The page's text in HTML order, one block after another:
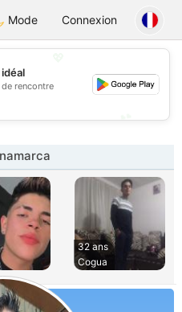
Citas
Mode Connexion
rencontre
32 ans
Cogua